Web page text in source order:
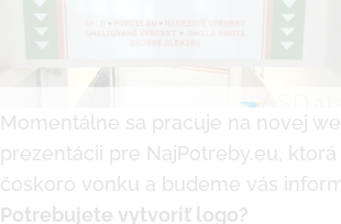
Momentálne sa pracuje na novej
prezentácii pre NajPotreby.eu,
čoskoro vonku a budeme vás
Potrebujete vytvoriť logo?